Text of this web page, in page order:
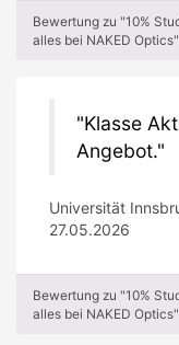
Bewertung zu "10%
alles bei NAKED Optics"
Klasse
Angebot.
Universität
27.05.2026
Bewertung zu "10%
alles bei NAKED Optics"